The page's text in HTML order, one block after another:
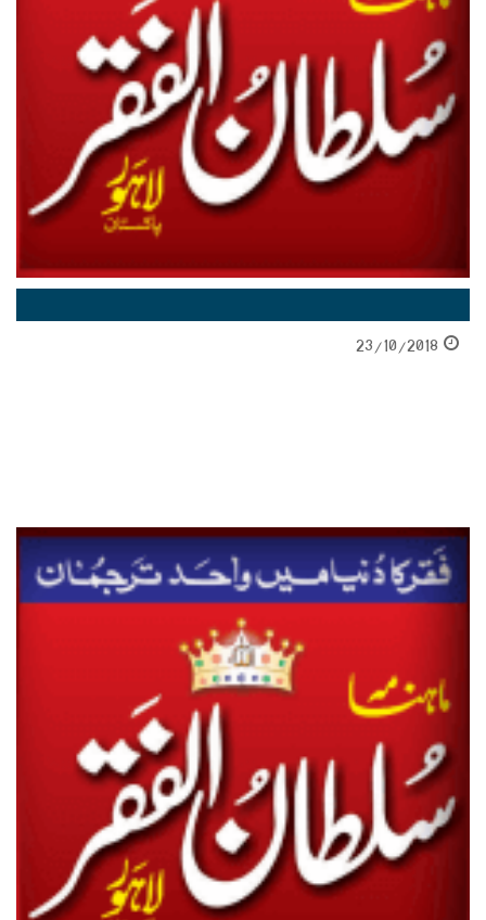
23/10/2018